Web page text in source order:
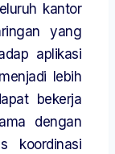
kantor
yang
aplikasi
lebih
bekerja
dengan
koordinasi